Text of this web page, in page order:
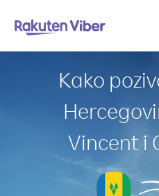
Kako
Vincent i